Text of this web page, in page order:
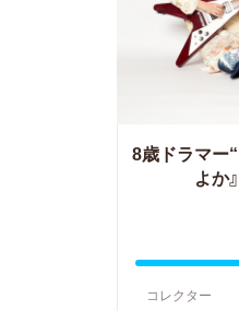
8歳ドラマー
よか
コレクター